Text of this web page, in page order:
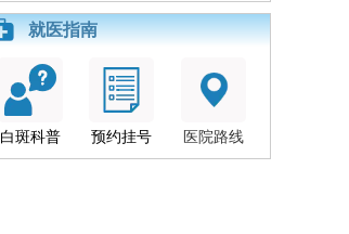
就医指南
白斑科普 预约挂号 医院路线